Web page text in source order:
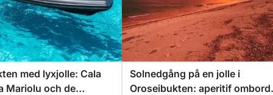
med lyxjolle: Cala
Mariolu och de
Solnedgång på en jolle i
Oroseibukten: aperitif ombord